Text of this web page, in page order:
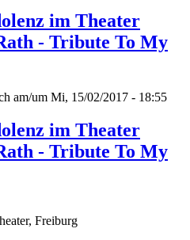
im Theater
- Tribute To My
am/um Mi, 15/02/2017 - 18:55
im Theater
- Tribute To My
Freiburg